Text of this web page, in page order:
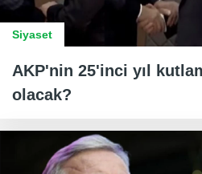
Siyaset
AKP'nin 25'inci yıl
olacak?